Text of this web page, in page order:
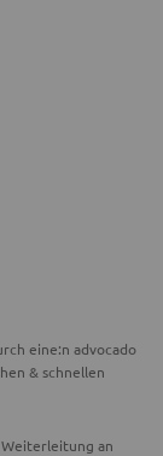
eine:n advocado
& schnellen
an